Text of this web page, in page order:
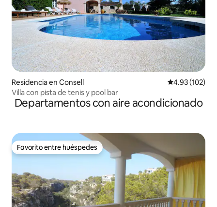
Residencia en Consell Calificación
4.93 (102)
Villa con pista de tenis y pool bar
Departamentos con aire acondicionado
Favorito entre huéspedes
Favorito entre huéspedes